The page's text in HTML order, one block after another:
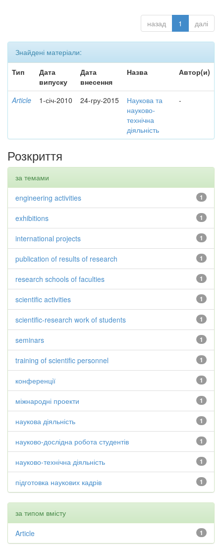
назад 1 далі
Знайдені матеріали:
Тип
Дата
випуску
Дата
внесення
Назва Автор(и)
Article 1-січ-2010 24-гру-2015
Наукова та
науково-
технічна
діяльність
-
Розкриття
за темами
1
engineering activities
1
exhibitions
1
international projects
1
publication of results of research
1
research schools of faculties
1
scientific activities
1
scientific-research work of students
1
seminars
1
training of scientific personnel
1
конференції
1
міжнародні проекти
1
наукова діяльність
1
науково-дослідна робота студентів
1
науково-технічна діяльність
1
підготовка наукових кадрів
за типом вмісту
1
Article